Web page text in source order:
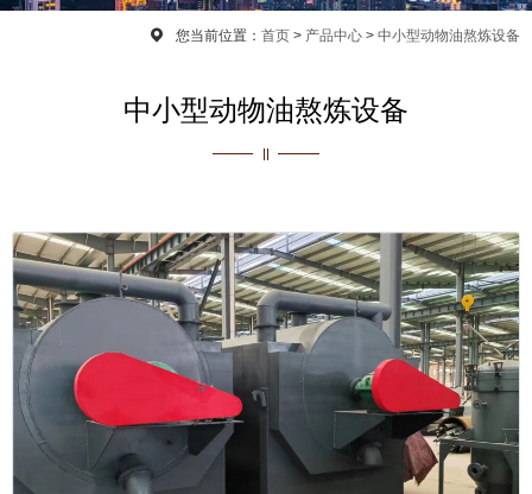
您当前位置： 首页 > 产品中心 > 中小型动物油熬炼设备
中小型动物油熬炼设备